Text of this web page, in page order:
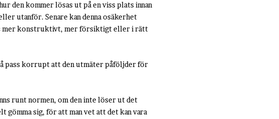
den kommer lösas ut på en viss plats innan
utanför. Senare kan denna osäkerhet
mer konstruktivt, mer försiktigt eller i rätt
pass korrupt att den utmäter påföljder för
runt normen, om den inte löser ut det
sig, för att man vet att det kan vara